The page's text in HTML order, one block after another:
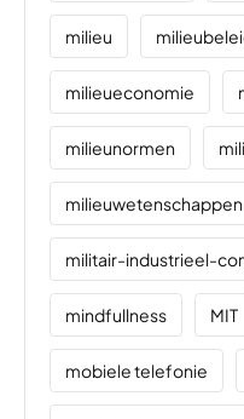
milieu
milieueconomie
milieunormen
milieuwetenschappen
militair-industrieel-
mindfullness MIT
mobiele telefonie